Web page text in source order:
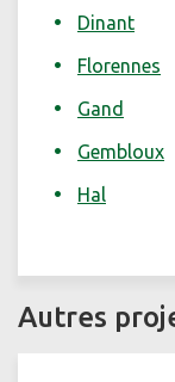
Dinant
Florennes
Gand
Gembloux
Hal
Autres